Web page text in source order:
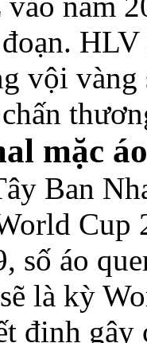
HLV
vội vàng
mặc
Ban
Cup
số áo
là kỳ
định gây